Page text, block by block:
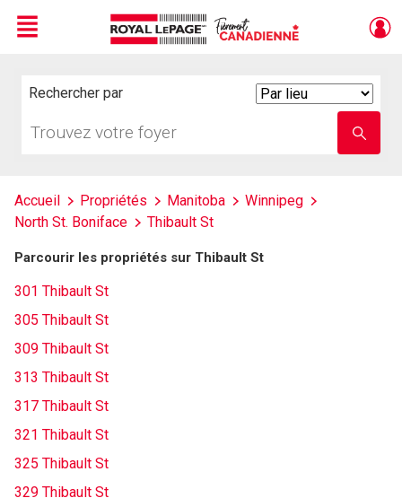
Menu
Rechercher par
votre
nom
Accueil Propriétés Manitoba
Winnipeg
North St. Boniface
Thibault St
Parcourir les propriétés sur Thibault St
301 Thibault St
305 Thibault St
309 Thibault St
313 Thibault St
317 Thibault St
321 Thibault St
325 Thibault St
329 Thibault St